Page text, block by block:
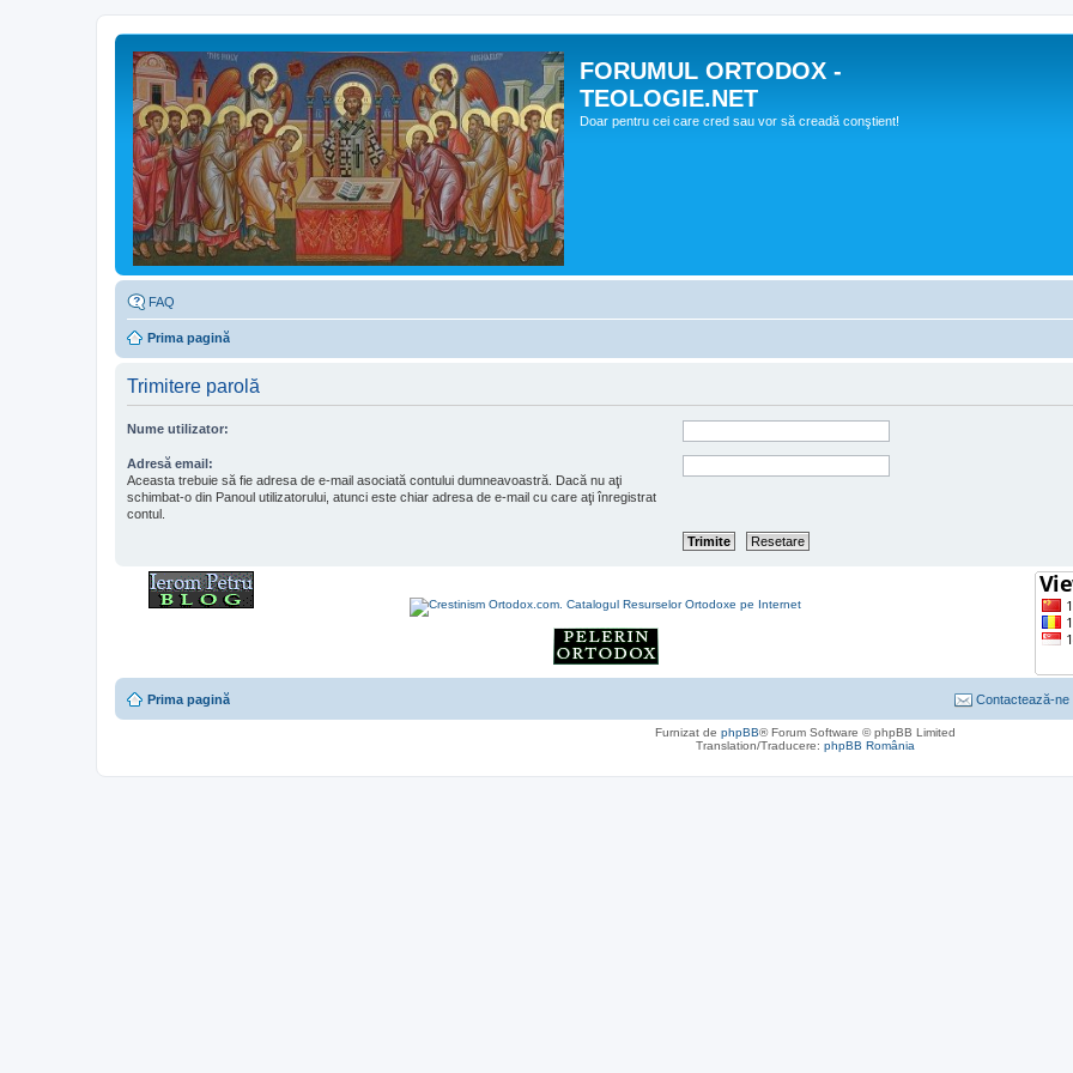
FORUMUL ORTODOX -
TEOLOGIE.NET
Doar pentru cei care cred sau vor să creadă conştient!
FAQ
Prima pagină
Trimitere parolă
Nume utilizator:
Adresă email:
Aceasta trebuie să fie adresa de e-mail asociată contului dumneavoastră. Dacă nu aţi
schimbat-o din Panoul utilizatorului, atunci este chiar adresa de e-mail cu care aţi înregistrat
contul.
Prima pagină Contactează-ne
Furnizat de phpBB® Forum Software © phpBB Limited
Translation/Traducere: phpBB România